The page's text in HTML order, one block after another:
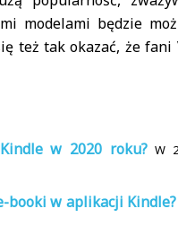
modelami będzie
też tak okazać, że
w 2020 roku? W
booki w aplikacji Kindle?